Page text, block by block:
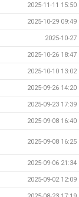
2025-11-11 15:50
2025-10-29 09:49
2025-10-27
2025-10-26 18:47
2025-10-10 13:02
2025-09-26 14:20
2025-09-23 17:39
2025-09-08 16:40
2025-09-08 16:25
2025-09-06 21:34
2025-09-02 12:09